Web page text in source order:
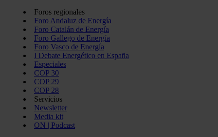
Foros regionales
Foro Andaluz de Energía
Foro Catalán de Energía
Foro Gallego de Energía
Foro Vasco de Energía
I Debate Energético en España
Especiales
COP 30
COP 29
COP 28
Servicios
Newsletter
Media kit
ON | Podcast